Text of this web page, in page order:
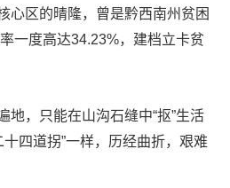
心区的晴隆，曾是黔西南州贫困
一度高达34.23%，建档立卡贫
地，只能在山沟石缝中“抠”生活
四道拐”一样，历经曲折，艰难